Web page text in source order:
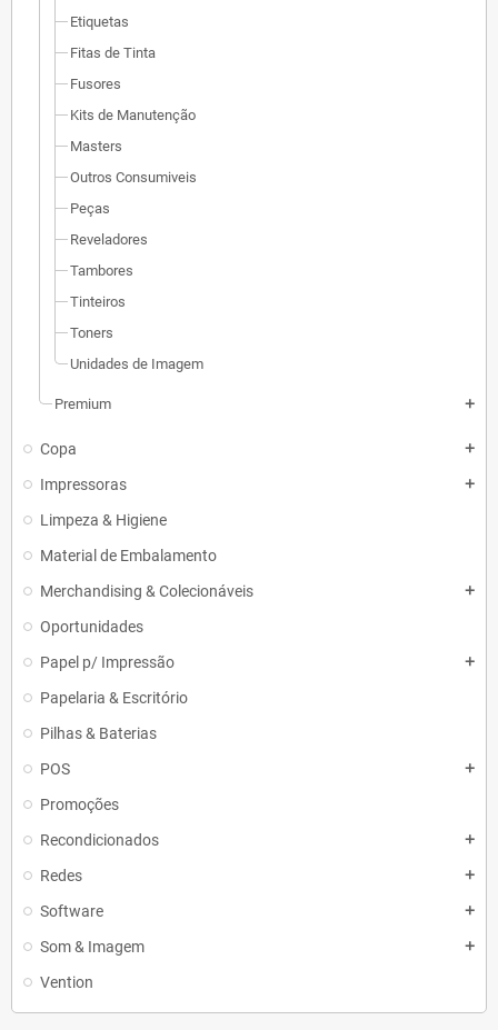
Etiquetas
Fitas de Tinta
Fusores
Kits de Manutenção
Masters
Outros Consumiveis
Peças
Reveladores
Tambores
Tinteiros
Toners
Unidades de Imagem
Premium add
Copa add
Impressoras add
Limpeza & Higiene
Material de Embalamento
Merchandising & Colecionáveis
add
Oportunidades
Papel p/ Impressão
add
Papelaria & Escritório
Pilhas & Baterias
POS
add
Promoções
Recondicionados
add
Redes add
Software add
Som & Imagem add
Vention